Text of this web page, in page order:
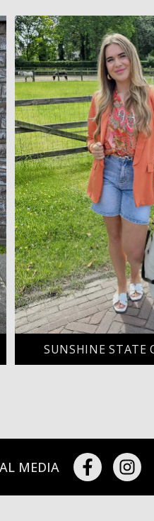
SUNSHINE STATE
MEDIA